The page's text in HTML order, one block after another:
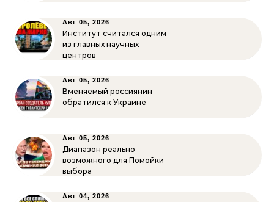
Авг 05, 2026
Институт считался одним
из главных научных
центров
Авг 05, 2026
Вменяемый россиянин
обратился к Украине
Авг 05, 2026
Диапазон реально
возможного для Помойки
выбора
Авг 04, 2026